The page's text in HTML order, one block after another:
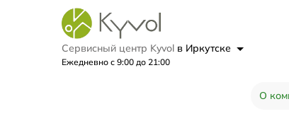
Сервисный центр Kyvol в Иркутске
Ежедневно с 9:00 до 21:00
О